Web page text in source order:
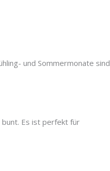
und Sommermonate sind
bunt. Es ist perfekt für